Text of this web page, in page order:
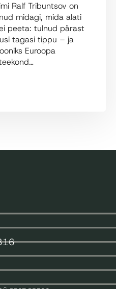
Ralf Tribuntsov on
midagi, mida alati
peeta: tulnud pärast
tagasi tippu – ja
Euroopa